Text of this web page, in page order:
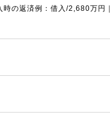
の返済例：借入/2,680万